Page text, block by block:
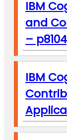
IBM
and
–
IBM